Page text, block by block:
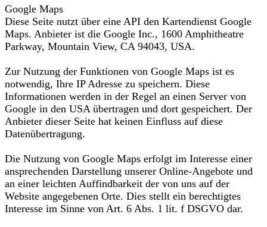
Google Maps
Diese Seite nutzt über eine API den Kartendienst Google
Maps. Anbieter ist die Google Inc., 1600 Amphitheatre
Parkway, Mountain View, CA 94043, USA.
Zur Nutzung der Funktionen von Google Maps ist es
notwendig, Ihre IP Adresse zu speichern. Diese
Informationen werden in der Regel an einen Server von
Google in den USA übertragen und dort gespeichert. Der
Anbieter dieser Seite hat keinen Einfluss auf diese
Datenübertragung.
Die Nutzung von Google Maps erfolgt im Interesse einer
ansprechenden Darstellung unserer Online-Angebote und
an einer leichten Auffindbarkeit der von uns auf der
Website angegebenen Orte. Dies stellt ein berechtigtes
Interesse im Sinne von Art. 6 Abs. 1 lit. f DSGVO dar.